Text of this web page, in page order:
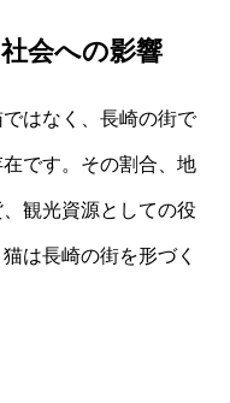
会への影響
はなく、長崎の街で
です。その割合、地
観光資源としての役
は長崎の街を形づく